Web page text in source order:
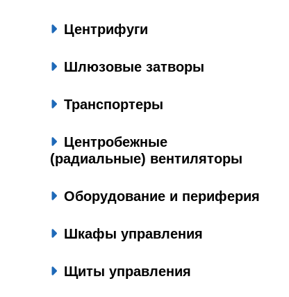
Центрифуги
Шлюзовые затворы
Транспортеры
Центробежные
(радиальные) вентиляторы
Оборудование и периферия
Шкафы управления
Щиты управления